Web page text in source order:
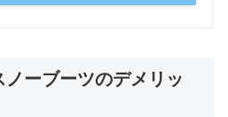
ーブーツのデメリッ